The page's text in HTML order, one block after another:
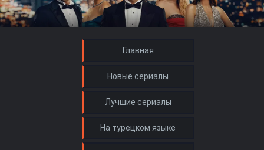
Главная
Новые сериалы
Лучшие сериалы
На турецком языке